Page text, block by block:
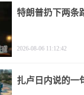
特朗普扔下两条
2026-08-06 11:12:42
扎卢日内说的一